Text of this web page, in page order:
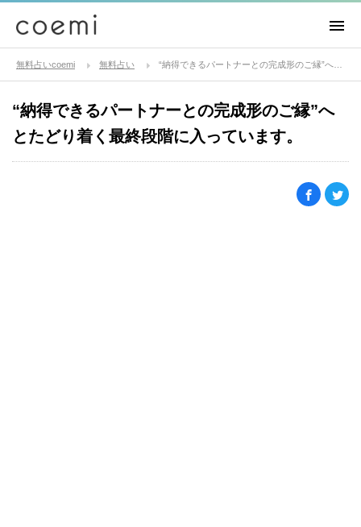
無料占いcoemi 無料占い
“納得できるパートナーとの完成形のご縁”へ
とたどり着く最終段階に入っています。